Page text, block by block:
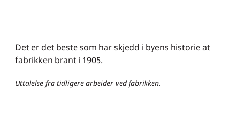
Det er det beste som har skjedd i byens historie at
fabrikken brant i 1905.
Uttalelse fra tidligere arbeider ved fabrikken.